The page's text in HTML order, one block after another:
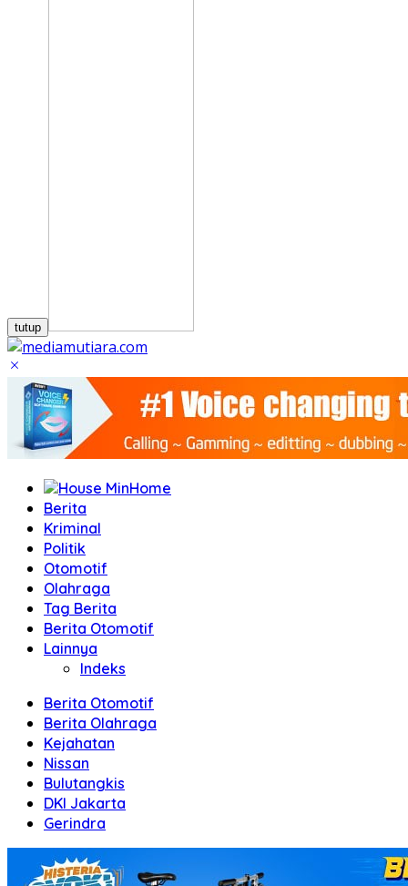
tutup
Home
Berita
Kriminal
Politik
Otomotif
Olahraga
Tag Berita
Berita Otomotif
Lainnya
Indeks
Berita Otomotif
Berita Olahraga
Kejahatan
Nissan
Bulutangkis
DKI Jakarta
Gerindra